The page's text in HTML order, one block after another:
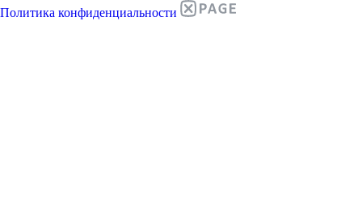
Политика конфиденциальности